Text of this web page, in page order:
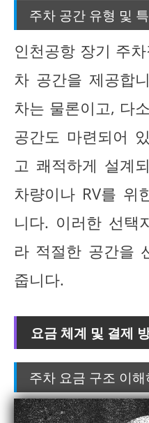
주차 공간 유형 및
인천공항 장기 주
차 공간을 제공합
차는 물론이고, 다
공간도 마련되어
고 쾌적하게 설계
차량이나 RV를 위
니다. 이러한 선택
라 적절한 공간을
줍니다.
요금 체계 및 결제
주차 요금 구조 이해